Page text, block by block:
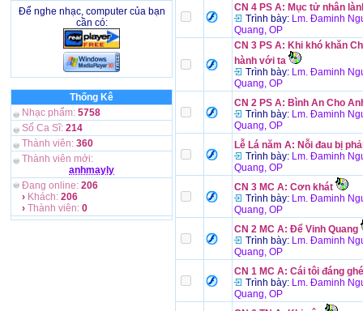
Để nghe nhạc, computer của bạn
cần có:
Thống Kê
Nhạc phẩm: 5758
Số Ca Sĩ: 214
Thành viên: 360
Thành viên mới:
anhmayly
Đang online: 206
› Khách: 206
› Thành viên: 0
CN 4 PS A: Mục tử nhân
Trình bày: Lm. Đaminh
Quang, OP
CN 3 PS A: Khi khó khăn
hành với ta
Trình bày: Lm. Đaminh
Quang, OP
CN 2 PS A: Bình An Cho
Trình bày: Lm. Đaminh
Quang, OP
Lễ Lá năm A: Nỗi đau bị
Trình bày: Lm. Đaminh
Quang, OP
CN 3 MC A: Cơn khát
Trình bày: Lm. Đaminh
Quang, OP
CN 2 MC A: Để Vinh Quang
Trình bày: Lm. Đaminh
Quang, OP
CN 1 MC A: Cái tôi đáng
Trình bày: Lm. Đaminh
Quang, OP